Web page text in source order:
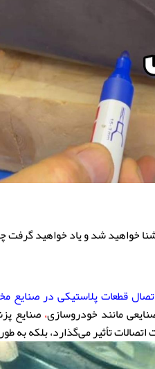
خواهید شد و یاد خواهید گرفت
قطعات پلاستیکی در
مانند خودروسازی،صنایع
اتصالات تأثیر می‌گذارد، بلکه